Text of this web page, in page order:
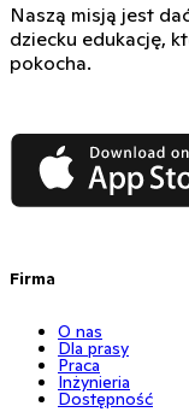
Naszą misją jest
dziecku edukację,
pokocha.
App Store
Firma
O nas
Dla prasy
Praca
Inżynieria
Dostępność